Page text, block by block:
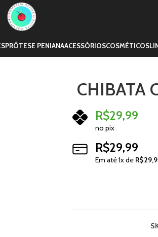
PRÓTESE PENIANAACESSÓRIOSCOSMÉTICOS
CHIBATA
R$29,99
no pix
R$29,99
Em até1x de R$